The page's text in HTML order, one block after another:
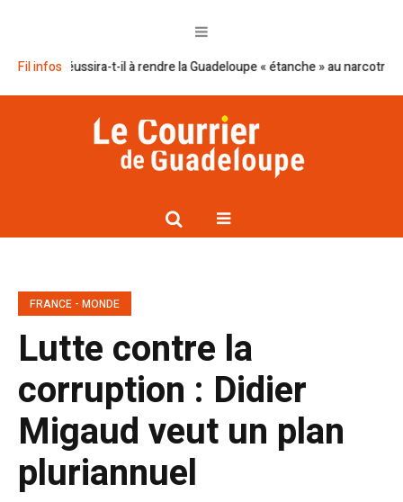
Fil infos
réussira-t-il à rendre la Guadeloupe « étanche » au narcotrafic ?
FRANCE - MONDE
Lutte contre la
corruption : Didier
Migaud veut un plan
pluriannuel